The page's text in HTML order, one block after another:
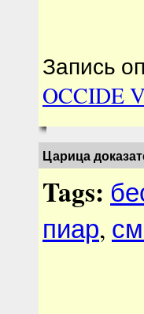
Запись
OCCIDE
Царица
Tags:
пиар,